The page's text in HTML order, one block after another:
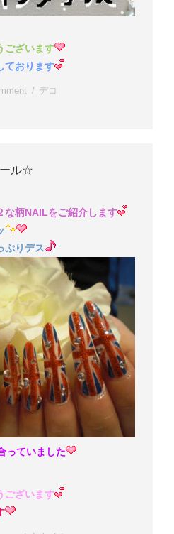
ございます
ております
デコ
ル☆
な柄NAILをご紹介します
ぷりデス
っていました
ございます